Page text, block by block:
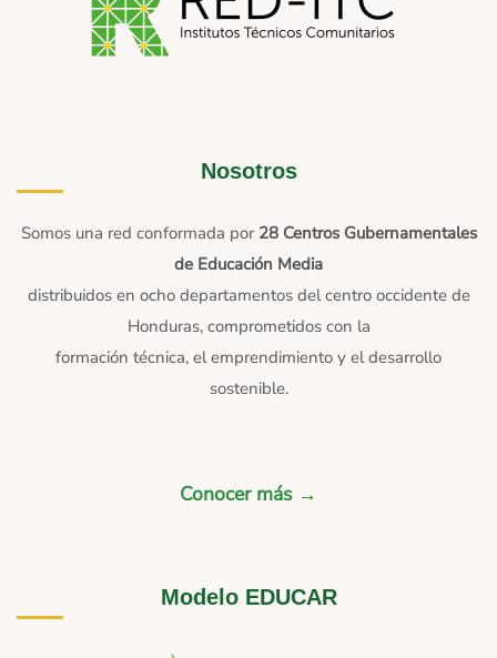
Nosotros
Somos una red conformada por 28 Centros Gubernamentales
de Educación Media
distribuidos en ocho departamentos del centro occidente de
Honduras, comprometidos con la
formación técnica, el emprendimiento y el desarrollo
sostenible.
Conocer más →
Modelo EDUCAR